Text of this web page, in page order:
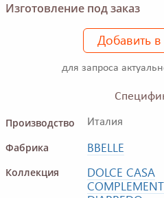
Изготовление под заказ
Добавить
для запроса
Производство
Италия
Фабрика BBELLE
Коллекция
DOLCE CASA